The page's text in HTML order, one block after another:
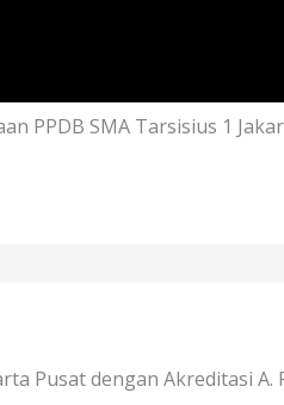
PPDB SMA Tarsisius 1
Pusat dengan Akreditasi